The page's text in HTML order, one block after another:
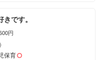
です。
円
保育